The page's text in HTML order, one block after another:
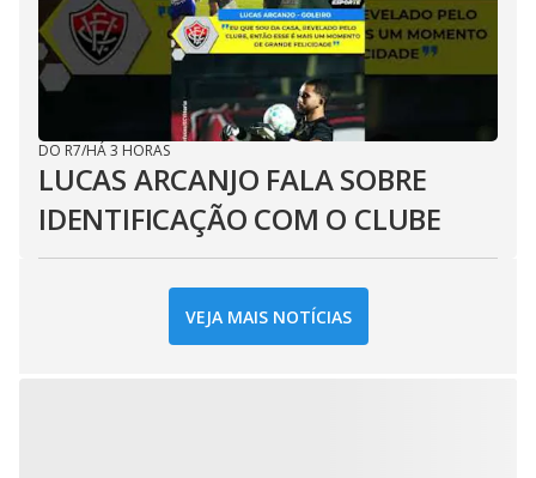
DO R7/HÁ 3 HORAS
LUCAS ARCANJO FALA SOBRE
IDENTIFICAÇÃO COM O CLUBE
VEJA MAIS NOTÍCIAS